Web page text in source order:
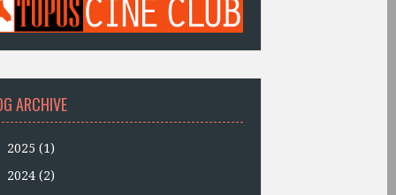
ARCHIVE
2025 (1)
2024 (2)